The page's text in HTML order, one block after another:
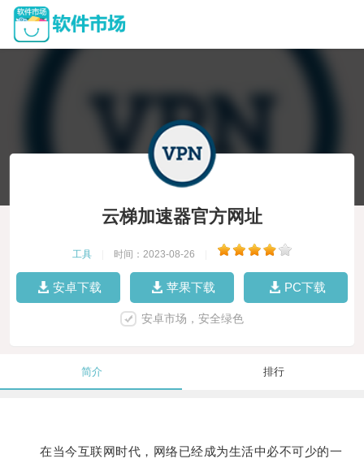
云梯加速器官方网址
工具 时间：2023-08-26
安卓下载 苹果下载 PC下载
安卓市场，安全绿色
简介 排行
在当今互联网时代，网络已经成为生活中必不可少的一